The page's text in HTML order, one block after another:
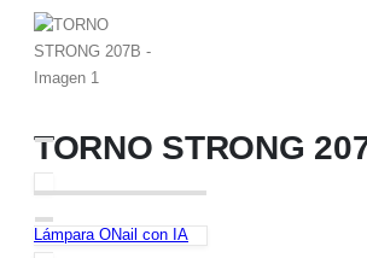
TORNO STRONG
Lámpara ONail con IA